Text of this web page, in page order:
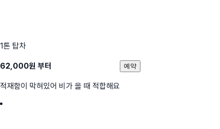
1톤 탑차
62,000원 부터
적재함이 막혀있어 비가 올 때 적합해요
예약